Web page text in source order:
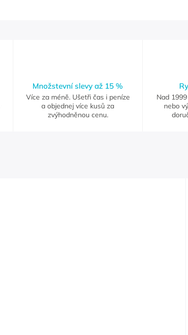
Množstevní slevy až 15 %
Více za méně. Ušetři čas i peníze
a objednej více kusů za
zvýhodněnou cenu.
Nad
nebo